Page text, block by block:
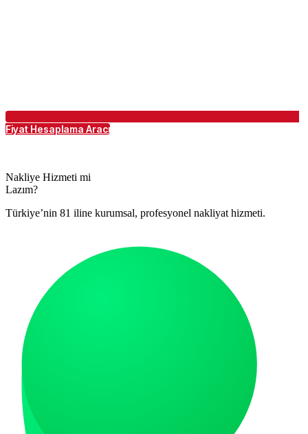
Fiyat Hesaplama Aracı
Nakliye Hizmeti mi
Lazım?
Türkiye’nin 81 iline kurumsal, profesyonel nakliyat hizmeti.